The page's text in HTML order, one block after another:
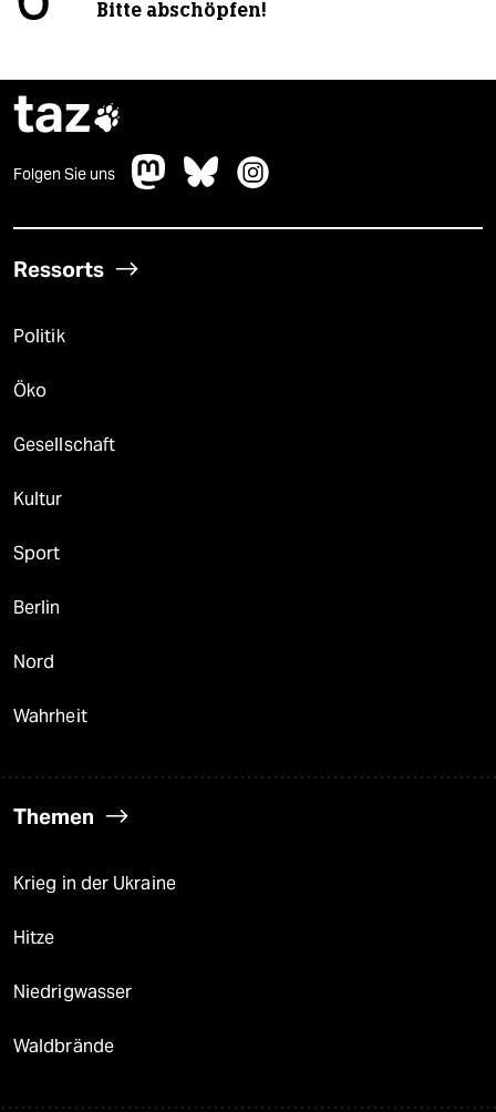
Bitte abschöpfen!
taz
Folgen Sie uns
Ressorts
Politik
Öko
Gesellschaft
Kultur
Sport
Berlin
Nord
Wahrheit
Themen
Krieg in der Ukraine
Hitze
Niedrigwasser
Waldbrände